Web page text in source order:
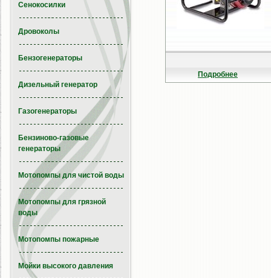
Подробнее
Сенокосилки
Дровоколы
Бензогенераторы
Дизельный генератор
Газогенераторы
Бензиново-газовые
генераторы
Мотопомпы для чистой воды
Мотопомпы для грязной
воды
Мотопомпы пожарные
Мойки высокого давления